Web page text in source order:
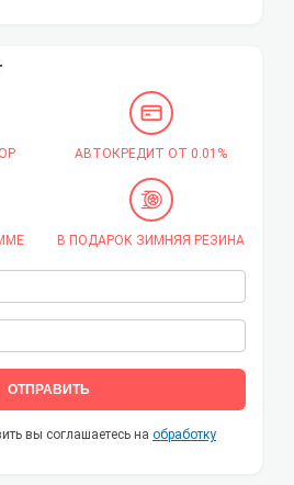
АВТОКРЕДИТ ОТ 0.01%
В ПОДАРОК ЗИМНЯЯ РЕЗИНА
ОТПРАВИТЬ
вы соглашаетесь на обработку